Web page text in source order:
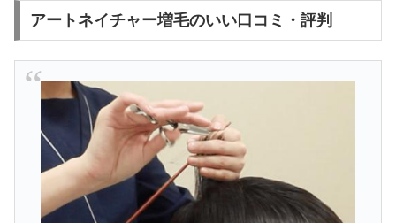
アートネイチャー増毛のいい口コミ・評判